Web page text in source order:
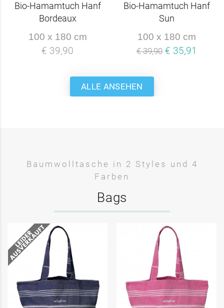
Bio-Hamamtuch Hanf
Bordeaux
100 x 180 cm
€ 39,90
Bio-Hamamtuch Hanf
Sun
100 x 180 cm
€ 39,90 € 35,91
ALLE ANSEHEN
Baumwolltasche in 2 Styles und 4
Farben
Bags